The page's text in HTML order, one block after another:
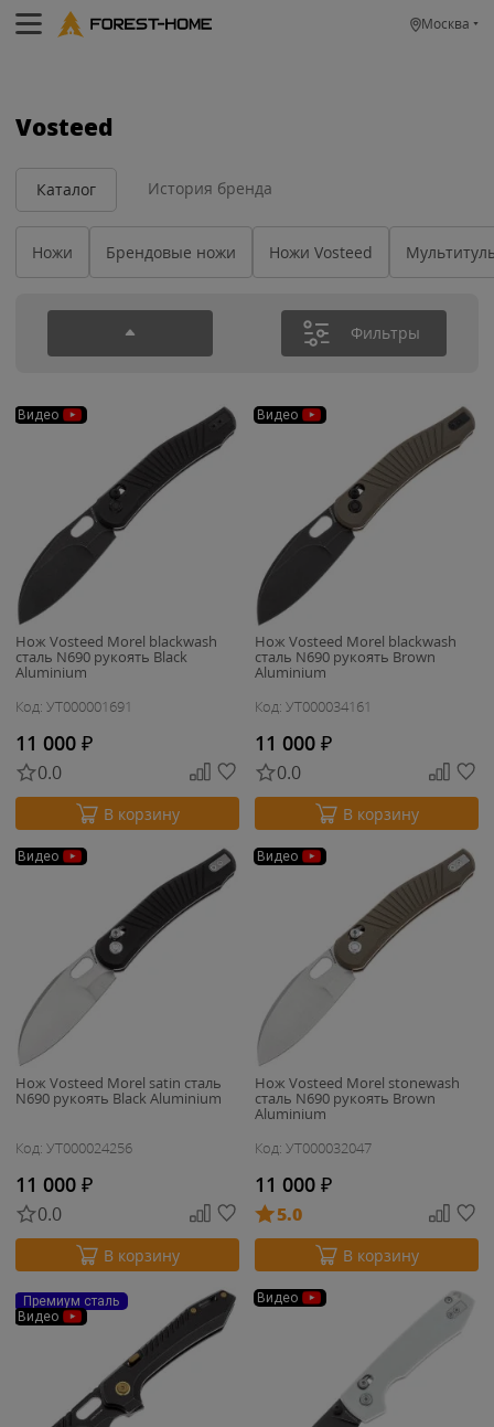
Москва
Vosteed
Каталог История бренда
Ножи Брендовые ножи Ножи Vosteed
Фильтры
Видео
Нож Vosteed Morel blackwash
сталь N690 рукоять Black
Aluminium
Код: УТ000001691
11 000 ₽
0.0
В корзину
Видео
Нож Vosteed Morel blackwash
сталь N690 рукоять Brown
Aluminium
Код: УТ000034161
11 000 ₽
0.0
В корзину
Видео
Нож Vosteed Morel satin сталь
N690 рукоять Black Aluminium
Код: УТ000024256
11 000 ₽
0.0
В корзину
Видео
Нож Vosteed Morel stonewash
сталь N690 рукоять Brown
Aluminium
Код: УТ000032047
11 000 ₽
5.0
В корзину
Премиум сталь
Видео
Видео